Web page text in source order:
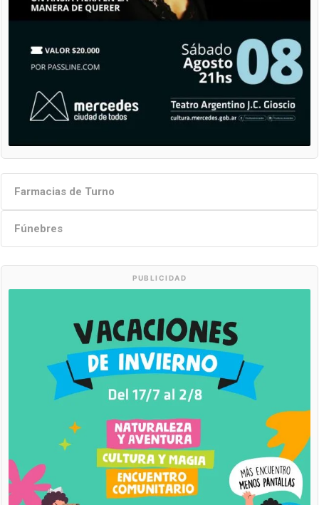
Farmacias de Turno
Fúnebres
PUBLICIDAD